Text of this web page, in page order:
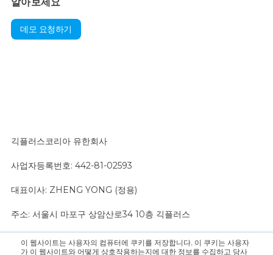
이 웹사이트는 사용자의 컴퓨터에 쿠키를 저장합니다. 이 쿠키는 사용자
가 이 웹사이트와 어떻게 상호작용하는지에 대한 정보를 수집하고 당사
데모 요청하기
긱플러스코리아 유한회사
사업자등록번호: 442-81-02593
대표이사: ZHENG YONG (정용)
주소: 서울시 마포구 상암산로34 10층 긱플러스
문의 사항은 영업팀으로 연락 주십시오.:sales@geekplus.com. 홍